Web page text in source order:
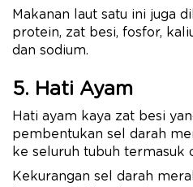
Makanan laut satu ini juga
protein, zat besi, fosfor,
dan sodium.
5. Hati Ayam
Hati ayam kaya zat besi
pembentukan sel darah
ke seluruh tubuh termasuk
Kekurangan sel darah